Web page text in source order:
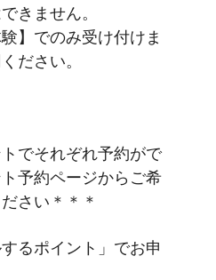
きません。
】でのみ受け付けま
ださい。
でそれぞれ予約がで
予約ページからご希
さい＊＊＊
るポイント」でお申